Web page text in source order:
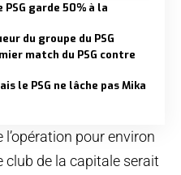
garde 50% à la
du groupe du PSG
match du PSG contre
le PSG ne lâche pas Mika
l’opération pour environ
club de la capitale serait